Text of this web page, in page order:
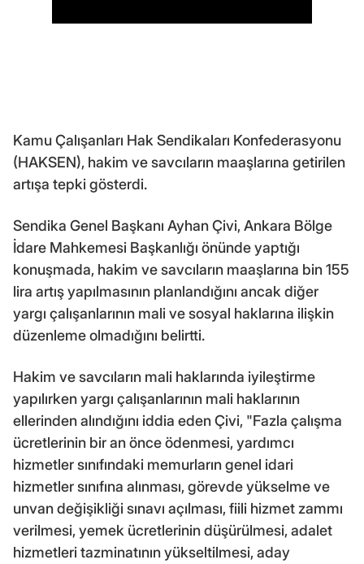
Kamu Çalışanları Hak Sendikaları Konfederasyonu
(HAKSEN), hakim ve savcıların maaşlarına getirilen
artışa tepki gösterdi.
Sendika Genel Başkanı Ayhan Çivi, Ankara Bölge
İdare Mahkemesi Başkanlığı önünde yaptığı
konuşmada, hakim ve savcıların maaşlarına bin 155
lira artış yapılmasının planlandığını ancak diğer
yargı çalışanlarının mali ve sosyal haklarına ilişkin
düzenleme olmadığını belirtti.
Hakim ve savcıların mali haklarında iyileştirme
yapılırken yargı çalışanlarının mali haklarının
ellerinden alındığını iddia eden Çivi, "Fazla çalışma
ücretlerinin bir an önce ödenmesi, yardımcı
hizmetler sınıfındaki memurların genel idari
hizmetler sınıfına alınması, görevde yükselme ve
unvan değişikliği sınavı açılması, fiili hizmet zammı
verilmesi, yemek ücretlerinin düşürülmesi, adalet
hizmetleri tazminatının yükseltilmesi, aday